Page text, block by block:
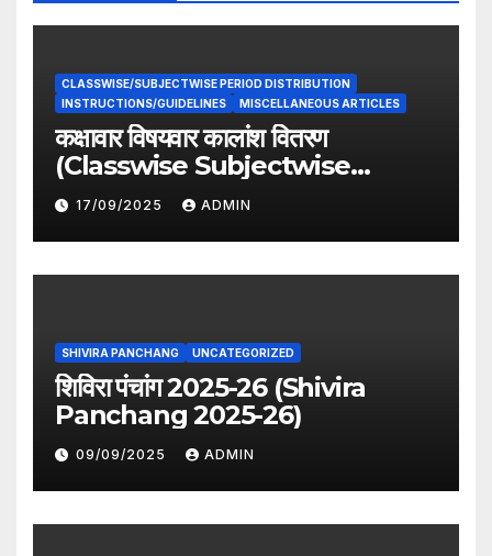
CLASSWISE/SUBJECTWISE PERIOD DISTRIBUTION
INSTRUCTIONS/GUIDELINES
MISCELLANEOUS ARTICLES
कक्षावार विषयवार कालांश वितरण
(Classwise Subjectwise
period distribution)
17/09/2025 ADMIN
SHIVIRA PANCHANG UNCATEGORIZED
शिविरा पंचांग 2025-26 (Shivira
Panchang 2025-26)
09/09/2025 ADMIN